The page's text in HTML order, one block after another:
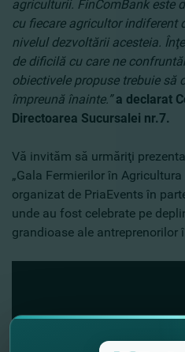
agriculturii. FinComBank este
cu fiecare agricultor indiferent
nivelul dezvoltării acesteia.
de dificilă cu care ne
obiectivele propuse trebuie să
împreună înainte.” a declarat
Directoarea Sucursalei nr.7.
Vă invităm să urmăriţi
„Gala Fermierilor în
organizat de PriaEvents în
unde au fost celebrate pe
grandioase ale antreprenorilor